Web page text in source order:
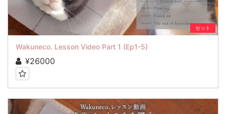
セット
Wakuneco. Lesson Video Part 1 (Ep1-5)
¥26000